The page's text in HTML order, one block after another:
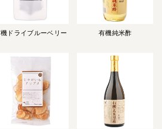
ドライブルーベリー 有機純米酢